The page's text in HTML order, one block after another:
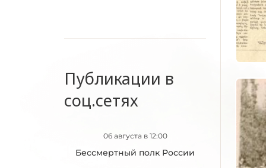
Публикации в
соц.сетях
06 августа в 12:00
Бессмертный полк России